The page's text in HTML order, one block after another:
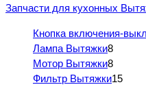
Запчасти для кухонных
Кнопка включения-
Лампа Вытяжки8
Мотор Вытяжки8
Фильтр Вытяжки15